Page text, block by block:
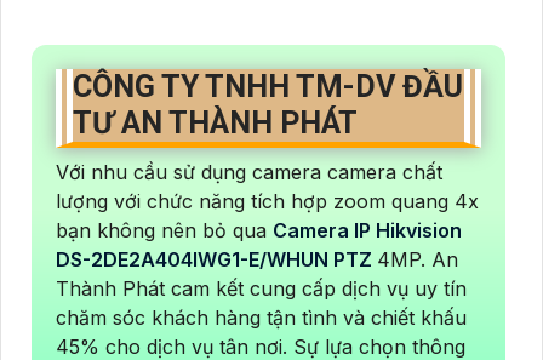
CÔNG TY TNHH TM-DV ĐẦU
TƯ AN THÀNH PHÁT
Với nhu cầu sử dụng camera camera chất
lượng với chức năng tích hợp zoom quang 4x
bạn không nên bỏ qua Camera IP Hikvision
DS-2DE2A404IWG1-E/WHUN PTZ 4MP. An
Thành Phát cam kết cung cấp dịch vụ uy tín
chăm sóc khách hàng tận tình và chiết khấu
45% cho dịch vụ tân nơi. Sự lựa chọn thông